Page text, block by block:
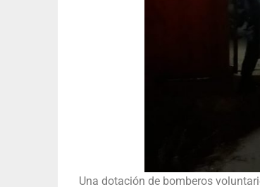
Una dotación de bomberos